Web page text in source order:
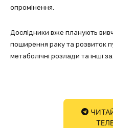
опромінення.
Дослідники вже планують
поширення раку та розвиток
метаболічні розлади та інші